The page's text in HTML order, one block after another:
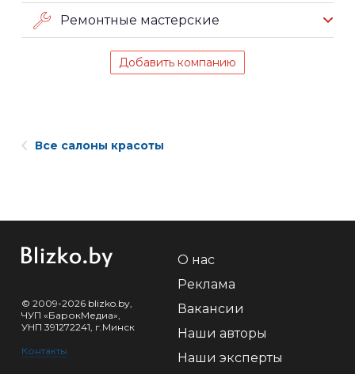
Ремонтные мастерские
Добавить компанию
Все салоны красоты
© 2009-2026 blizko.by,
ЧУП «БарокМедиа»,
УНП 391272241, г.Минск
Контакты
О нас
Реклама
Вакансии
Наши авторы
Наши эксперты